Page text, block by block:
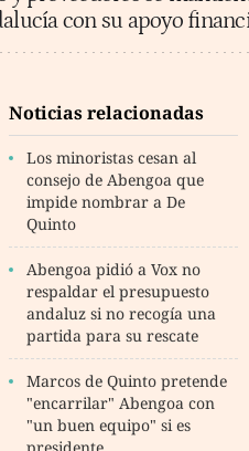
con su apoyo
Noticias relacionadas
Los minoristas cesan al
consejo de Abengoa que
impide nombrar a De
Quinto
Abengoa pidió a Vox no
respaldar el presupuesto
andaluz si no recogía una
partida para su rescate
Marcos de Quinto pretende
"encarrilar" Abengoa con
"un buen equipo" si es
presidente